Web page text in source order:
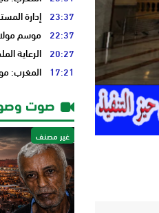
23:37 إدارة
22:37 موسم
20:27 الرعاية
17:21 المغرب:
صوت
غير مصنف